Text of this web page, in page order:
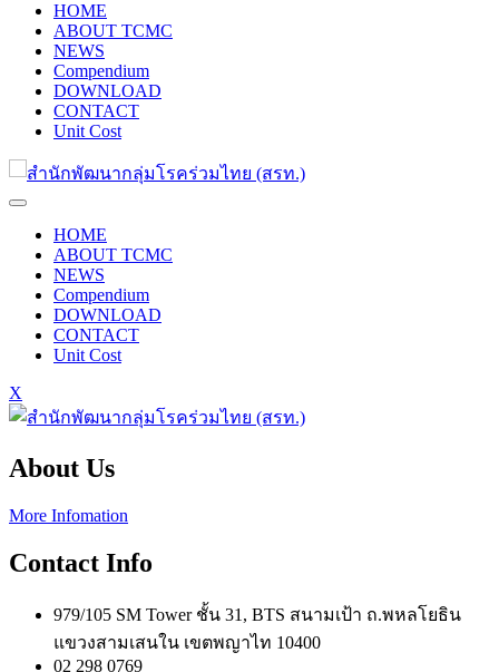
HOME
ABOUT TCMC
NEWS
Compendium
DOWNLOAD
CONTACT
Unit Cost
HOME
ABOUT TCMC
NEWS
Compendium
DOWNLOAD
CONTACT
Unit Cost
X
About Us
More Infomation
Contact Info
979/105 SM Tower ชั้น 31, BTS สนามเป้า ถ.พหลโยธิน
แขวงสามเสนใน เขตพญาไท 10400
02 298 0769